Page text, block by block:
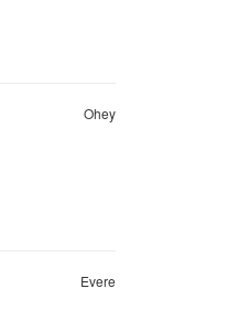
Ohey
Evere